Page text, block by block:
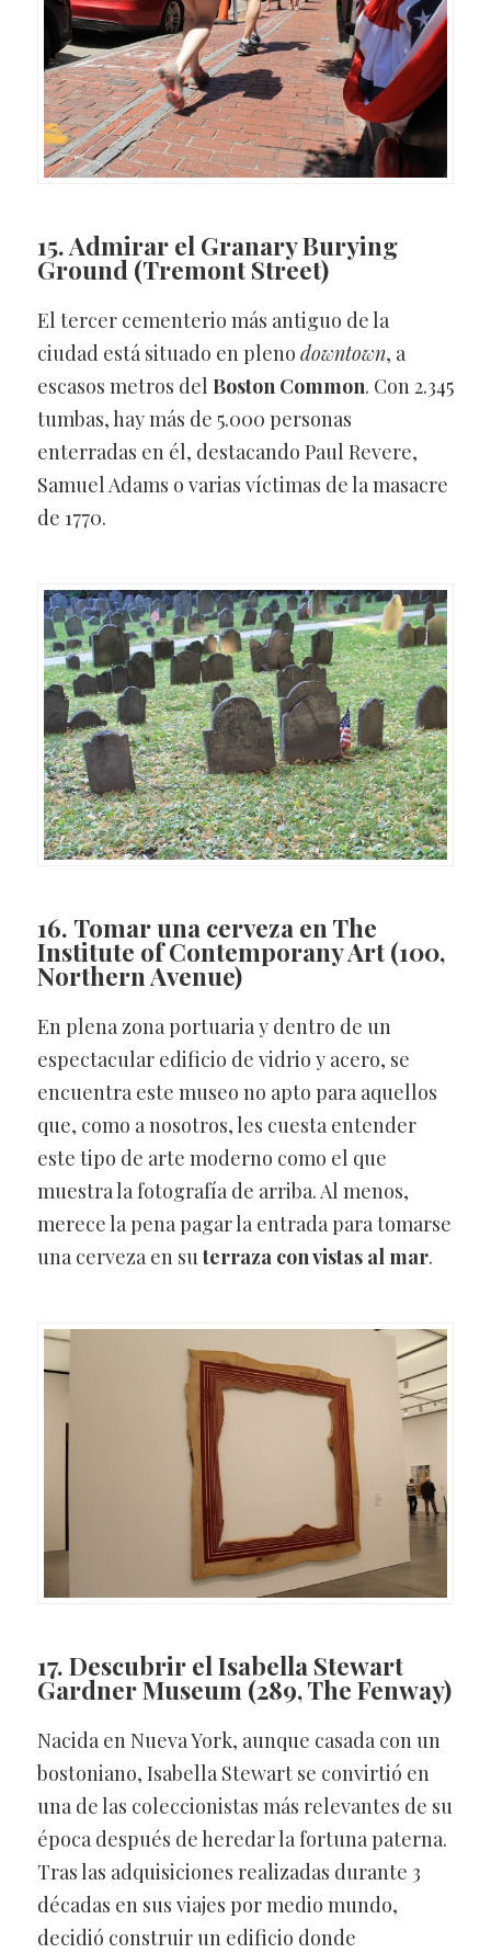
15. Admirar el Granary Burying
Ground(Tremont Street)
El tercer cementerio más antiguo de la
ciudad está situado en pleno downtown, a
escasos metros del Boston Common. Con 2.345
tumbas, hay más de 5.000 personas
enterradas en él, destacando Paul Revere,
Samuel Adams o varias víctimas de la masacre
de 1770.
16. Tomar una cerveza en The
Institute of Contemporany Art(100,
Northern Avenue)
En plena zona portuaria y dentro de un
espectacular edificio de vidrio y acero, se
encuentra este museo no apto para aquellos
que, como a nosotros, les cuesta entender
este tipo de arte moderno como el que
muestra la fotografía de arriba. Al menos,
merece la pena pagar la entrada para tomarse
una cerveza en suterraza con vistas al mar.
17. Descubrir el Isabella Stewart
Gardner Museum(289, The Fenway)
Nacida en Nueva York, aunque casada con un
bostoniano, Isabella Stewart se convirtió en
una de las coleccionistas más relevantes de su
época después de heredar la fortuna paterna.
Tras las adquisiciones realizadas durante 3
décadas en sus viajes por medio mundo,
decidió construir un edificio donde